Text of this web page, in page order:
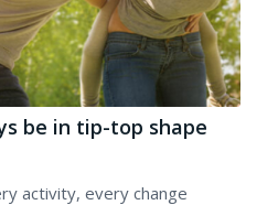
be in tip-top shape
activity, every change